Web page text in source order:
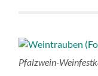
Pfalzwein-